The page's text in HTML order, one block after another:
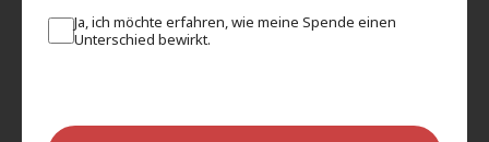
Ja, ich möchte erfahren, wie meine Spende einen
Unterschied bewirkt.